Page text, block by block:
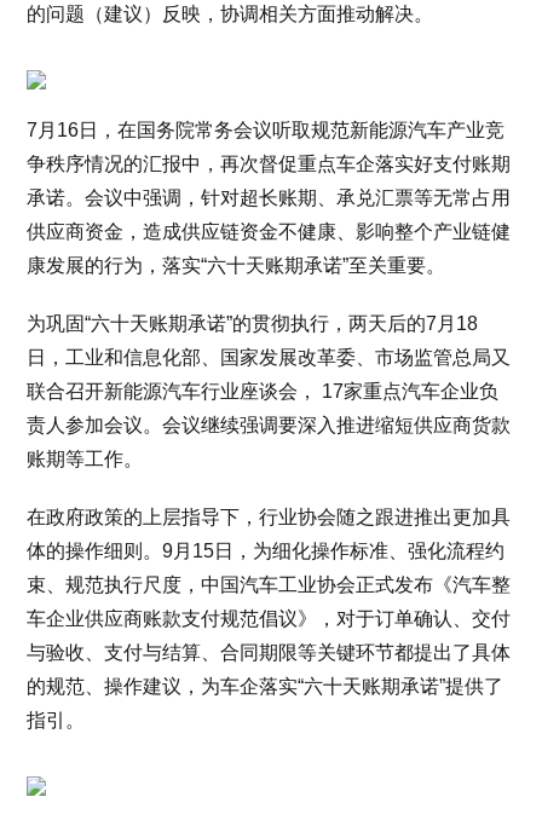
的问题（建议）反映，协调相关方面推动解决。
7月16日，在国务院常务会议听取规范新能源汽车产业竞
争秩序情况的汇报中，再次督促重点车企落实好支付账期
承诺。会议中强调，针对超长账期、承兑汇票等无常占用
供应商资金，造成供应链资金不健康、影响整个产业链健
康发展的行为，落实“六十天账期承诺”至关重要。
为巩固“六十天账期承诺”的贯彻执行，两天后的7月18
日，工业和信息化部、国家发展改革委、市场监管总局又
联合召开新能源汽车行业座谈会， 17家重点汽车企业负
责人参加会议。会议继续强调要深入推进缩短供应商货款
账期等工作。
在政府政策的上层指导下，行业协会随之跟进推出更加具
体的操作细则。9月15日，为细化操作标准、强化流程约
束、规范执行尺度，中国汽车工业协会正式发布《汽车整
车企业供应商账款支付规范倡议》，对于订单确认、交付
与验收、支付与结算、合同期限等关键环节都提出了具体
的规范、操作建议，为车企落实“六十天账期承诺”提供了
指引。